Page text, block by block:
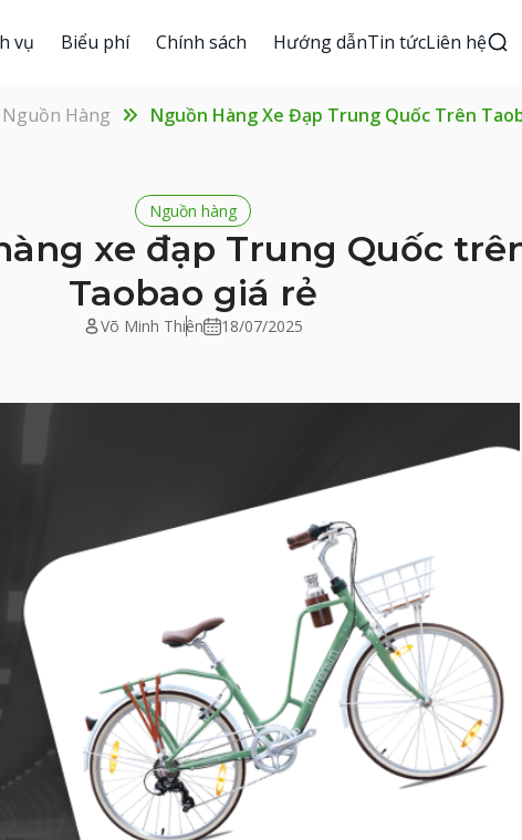
vụ Biểu phí Chính sách Hướng dẫnTin tứcLiên hệ
Nguồn Hàng Nguồn Hàng Xe Đạp Trung Quốc Trên
Nguồn hàng
xe đạp Trung Quốc
Taobao giá rẻ
Võ Minh Thiên 18/07/2025